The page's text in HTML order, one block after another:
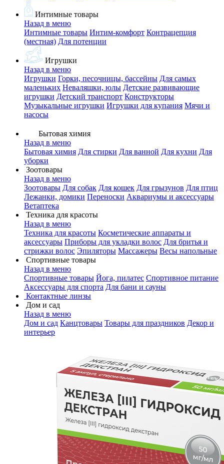
Интимные товары
Назад в меню
Интимные товары Интим-комфорт Контрацепция
(местная) Для потенции
Игрушки
Назад в меню
Игрушки Горки, песочницы, бассейны Для самых
маленьких Неваляшки, юлы Детские развивающие
игрушки Детский транспорт Конструкторы
Музыкальные игрушки Игрушки для купания Мячи и
насосы
Бытовая химия
Назад в меню
Бытовая химия Для стирки Для ванной Для кухни Для
уборки
Зоотовары
Назад в меню
Зоотовары Для собак Для кошек Для грызунов Для птиц
Лежанки, домики Переноски Аквариумы и аксессуары
Ветаптека
Техника для красоты
Назад в меню
Техника для красоты Косметические аппараты и
аксессуары Приборы для укладки волос Для бритья и
стрижки волос Эпиляторы Массажеры Весы напольные
Спортивные товары
Назад в меню
Спортивные товары Йога, пилатес Спортивное питание
Аксессуары для спорта Для бани и сауны
Контактные линзы
Дом и сад
Назад в меню
Дом и сад Канцтовары Товары для праздников Декор и
интерьер